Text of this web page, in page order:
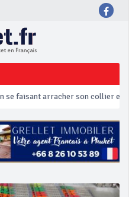
pendant Songkran
vers Koh Phi Phi et des
se faisant arracher son collier en